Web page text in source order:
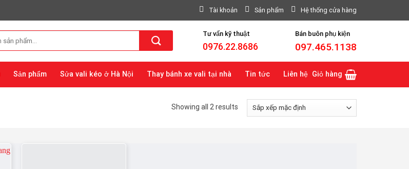
Tài khoản Sản phẩm Hệ thống cửa hàng
Tư vấn kỹ thuật
0976.22.8686
Bán buôn phụ kiện
097.465.1138
Sản phẩm Sửa vali kéo ở Hà Nội Thay bánh xe vali tại nhà Tin tức Liên hệ Giỏ hàng
Showing all 2 results